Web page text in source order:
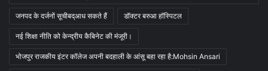
जनपद के दर्जनों सूचीबद्आध सकते हैं डॉक्टर बरुआ हॉस्पिटल
नई शिक्षा नीति को केन्द्रीय कैबिनेट की मंजूरी।
भोजपुर राजकीय इंटर कॉलेज अपनी बदहाली के आंसू बहा रहा है:Mohsin Ansari